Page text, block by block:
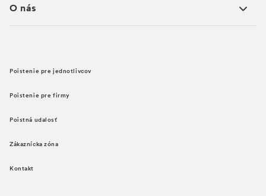
O nás
Poistenie pre jednotlivcov
Poistenie pre firmy
Poistná udalosť
Zákaznícka zóna
Kontakt